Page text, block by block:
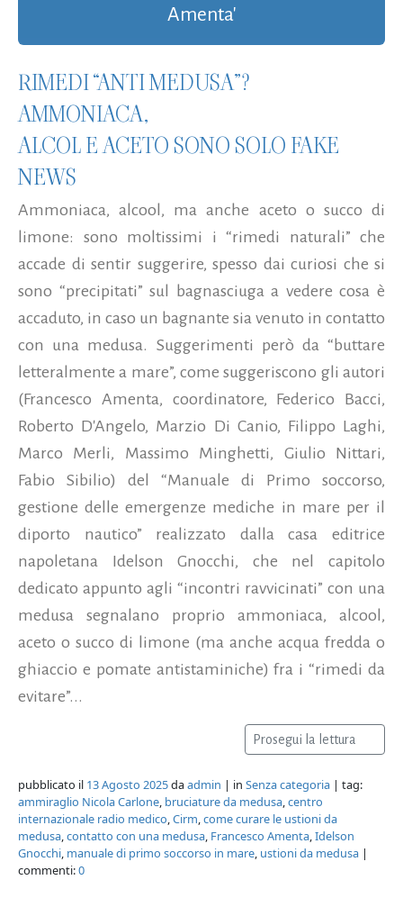
Amenta'
RIMEDI “ANTI MEDUSA”?
AMMONIACA,
ALCOL E ACETO SONO SOLO FAKE
NEWS
Ammoniaca, alcool, ma anche aceto o succo di
limone: sono moltissimi i “rimedi naturali” che
accade di sentir suggerire, spesso dai curiosi che si
sono “precipitati” sul bagnasciuga a vedere cosa è
accaduto, in caso un bagnante sia venuto in contatto
con una medusa. Suggerimenti però da “buttare
letteralmente a mare”, come suggeriscono gli autori
(Francesco Amenta, coordinatore, Federico Bacci,
Roberto D'Angelo, Marzio Di Canio, Filippo Laghi,
Marco Merli, Massimo Minghetti, Giulio Nittari,
Fabio Sibilio) del “Manuale di Primo soccorso,
gestione delle emergenze mediche in mare per il
diporto nautico” realizzato dalla casa editrice
napoletana Idelson Gnocchi, che nel capitolo
dedicato appunto agli “incontri ravvicinati” con una
medusa segnalano proprio ammoniaca, alcool,
aceto o succo di limone (ma anche acqua fredda o
ghiaccio e pomate antistaminiche) fra i “rimedi da
evitare”...
Prosegui la lettura
pubblicato il 13 Agosto 2025daadmin | in Senza categoria | tag:
ammiraglio Nicola Carlone, bruciature da medusa,centro
internazionale radio medico,Cirm,come curare le ustioni da
medusa,contatto con una medusa, Francesco Amenta,Idelson
Gnocchi, manuale di primo soccorso in mare, ustioni da medusa |
commenti:0